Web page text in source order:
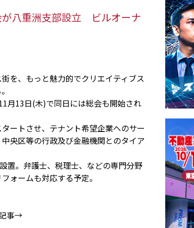
が八重洲支部設立 ビルオーナ
を、もっと魅力的でクリエイティブス
月13日(木)で同日には総会も開始され
ートさせ、テナント希望企業へのサー
央区等の行政及び金融機関とのタイア
置。弁護士、税理士、などの専門分野
ォームも対応する予定。
事→